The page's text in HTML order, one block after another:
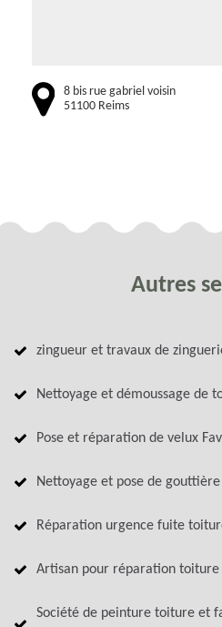
8 bis rue gabriel voisin
51100 Reims
Autres
zingueur et travaux de
Nettoyage et démoussage de
Pose et réparation de velux
Nettoyage et pose de
Réparation urgence fuite
Artisan pour réparation toiture
Société de peinture toiture et